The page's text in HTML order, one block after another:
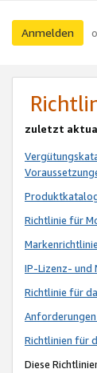
Anmelden
zuletzt
Richtlinie für
IP-Lizenz- und
Richtlinie für
Richtlinien für
Diese